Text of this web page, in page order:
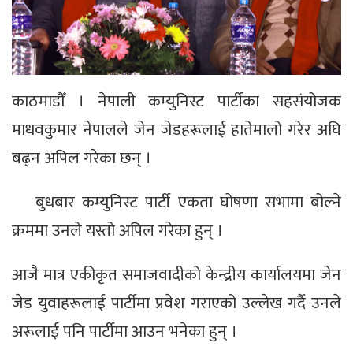
काठमाडौँ । नेपाली कम्युनिस्ट पार्टीका सहसंयोजक
माधवकुमार नेपालले जेन जेडहरूलाई हातेमालो गरेर अघि
बढ्न अपिल गरेका छन् ।
बुधबार कम्युनिस्ट पार्टी एकता घोषणा सभामा बोल्ने
क्रममा उनले यस्तो अपिल गरेका हुन् ।
आजै मात्र एकीकृत समाजवादीको केन्द्रीय कार्यालयमा जेन
जेड युवाहरूलाई पार्टीमा प्रवेश गराएको उल्लेख गर्दै उनले
अरूलाई पनि पार्टीमा आउन भनेका हुन् ।